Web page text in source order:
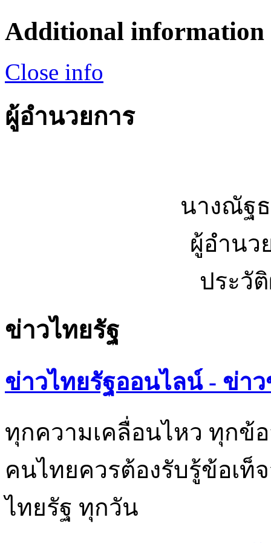
Additional information
Close info
ผู้อำนวยการ
นางณัฐ
ผู้อำนว
ประวั
ข่าวไทยรัฐ
ข่าวไทยรัฐออนไลน์ - ข่า
ทุกความเคลื่อนไหว ทุกข้
คนไทยควรต้องรับรู้ข้อเท็
ไทยรัฐ ทุกวัน